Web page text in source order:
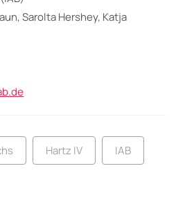
Sarolta Hershey, Katja
Hartz IV IAB